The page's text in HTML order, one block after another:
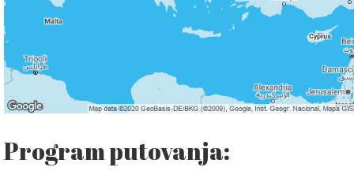
Program putovanja: